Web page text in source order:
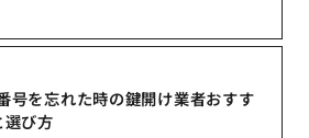
号を忘れた時の鍵開け業者おすす
び方